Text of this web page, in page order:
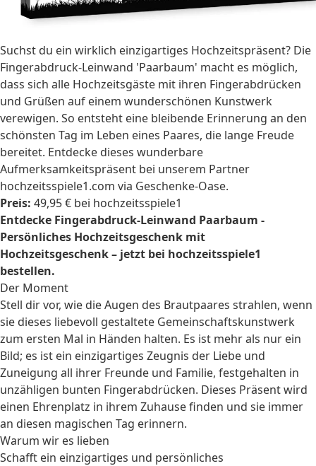
Suchst du ein wirklich einzigartiges Hochzeitspräsent? Die
Fingerabdruck-Leinwand 'Paarbaum' macht es möglich,
dass sich alle Hochzeitsgäste mit ihren Fingerabdrücken
und Grüßen auf einem wunderschönen Kunstwerk
verewigen. So entsteht eine bleibende Erinnerung an den
schönsten Tag im Leben eines Paares, die lange Freude
bereitet. Entdecke dieses wunderbare
Aufmerksamkeitspräsent bei unserem Partner
hochzeitsspiele1.com via Geschenke-Oase.
Preis: 49,95 € bei hochzeitsspiele1
Entdecke Fingerabdruck-Leinwand Paarbaum -
Persönliches Hochzeitsgeschenk mit
Hochzeitsgeschenk – jetzt bei hochzeitsspiele1
bestellen.
Der Moment
Stell dir vor, wie die Augen des Brautpaares strahlen, wenn
sie dieses liebevoll gestaltete Gemeinschaftskunstwerk
zum ersten Mal in Händen halten. Es ist mehr als nur ein
Bild; es ist ein einzigartiges Zeugnis der Liebe und
Zuneigung all ihrer Freunde und Familie, festgehalten in
unzähligen bunten Fingerabdrücken. Dieses Präsent wird
einen Ehrenplatz in ihrem Zuhause finden und sie immer
an diesen magischen Tag erinnern.
Warum wir es lieben
Schafft ein einzigartiges und persönliches